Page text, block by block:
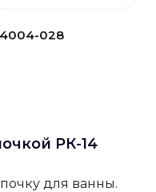
028
РК-14
для ванны.